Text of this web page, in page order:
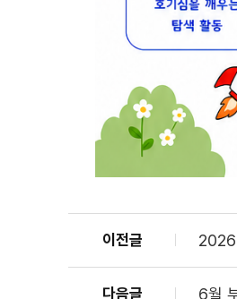
이전글 2026
다음글 6월